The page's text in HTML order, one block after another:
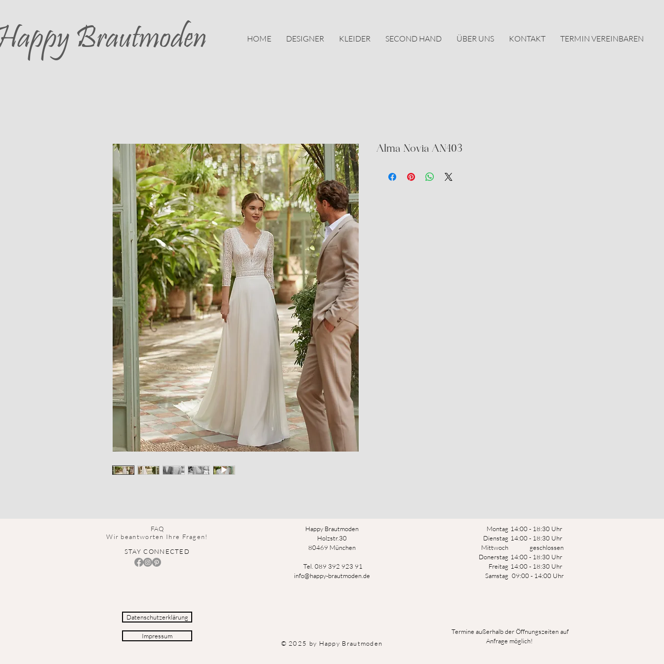
Brautmoden HOME DESIGNER KLEIDER SECOND HAND ÜBER UNS KONTAKT TERMIN VEREINBAREN
Alma Novia AN403
FAQ
Wir beantworten Ihre Fragen!
STAY CONNECTED
Datenschutzerklärung
Impressum
Happy Brautmoden
Holzstr.30
80469 München
Tel. 089 392 923 91
info@happy-brautmoden.de
© 2025 by Happy Brautmoden
Montag
Dienstag
Mittwoch
Donerstag
Freitag
Samstag
14:00 - 18:30 Uhr
14:00 - 18:30 Uhr
geschlossen
14:00 - 18:30 Uhr
14:00 - 18:30 Uhr
09:00 - 14:00 Uhr
Termine außerhalb der Öffnungszeiten auf
Anfrage möglich!